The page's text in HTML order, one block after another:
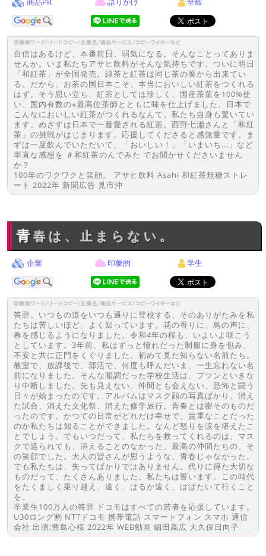
自信はあるけど、本番前日、弱気になる。そんなことってありま
せんか。いま私たちアサヒ飲料がそんな気持ちです。ついに明日
「和紅茶」が全国発売。緑茶と紅茶は同じ茶の葉から出来てい
る。だから、お茶の国日本こそ、本当においしい紅茶をつくれる
はず。そう思い立ち、紅茶としては珍しく、国産茶葉を100%使
い、国内有数の※最高位茶師とともに味を仕上げました。日本で
こんなにおいしい紅茶がつくれるなんて。私たち自身も驚いてい
ます。めざすは日本で一番愛される紅茶。西野七瀬さんと「和紅
茶」の挑戦がはじまります。応援してくださると感無量です。ま
ずは一度飲んでいただいて、「おいしい！」「いまいち...」など
率直な感想を ＃和紅茶のんでみた でお聞かせくださいません
か？
100年のワクワクと笑顔。 アサヒ飲料 Asahi 和紅茶無糖ストレ
ート 2022年 新聞広告 見市沖
青春は、止まらない。
企業 印象的 学生
答辞。いつもの道をいつも通りに登校する、そのありがたみを私
たちは苦しいほど、よく知っています。花の香りに、鳥の声に、
春を感じるようになりました。令和4年の桜も、いよいよ咲こう
としています。3年前、私はずっと憧れだった制服に身を包み、
不安と共に正門をくぐりました。初めて見た知らない名前たち。
教室で、放課後で、部活で、何度も呼んだいま、一生忘れない名
前になりました。そんな順調だった学校生活は、プツンといきな
り中断しました。先も見えない、仲間とも会えない、恐怖と闘う
日々が始まったのです。アルバムはマスク顔の写真ばかり。消え
た試合、消えた文化祭、消えた修学旅行。青春とは密そのものだ
ったのです。かつての日常がどれだけ幸せで、貴重なことだった
のか私たちは知ることができました。なんど怒りを涙を堪えたこ
とでしょう。でもいつだって、私たちを救ってくれるのは、マス
クで遮られても、消えることのなかった、最高の仲間たちの、そ
の笑顔でした。大人の皆さんが思うような、青春じゃなかった。
でも私たちは、失ってばかりではありません。代りに得た大切な
ものだって、たくさんありました。私たちは誓います。この時代
をたくましく乗り越え、遠く、はるか遠く、はばたいて行くこと
を。
卒業生100万人の答辞 ドコモはすべての若者を応援しています。
U30ロング割 NTTドコモ 携帯電話 スマートフォン スマホ 通信
会社 出演:豊島心桜 2022年 WEB動画 細田高広 大久保日向子